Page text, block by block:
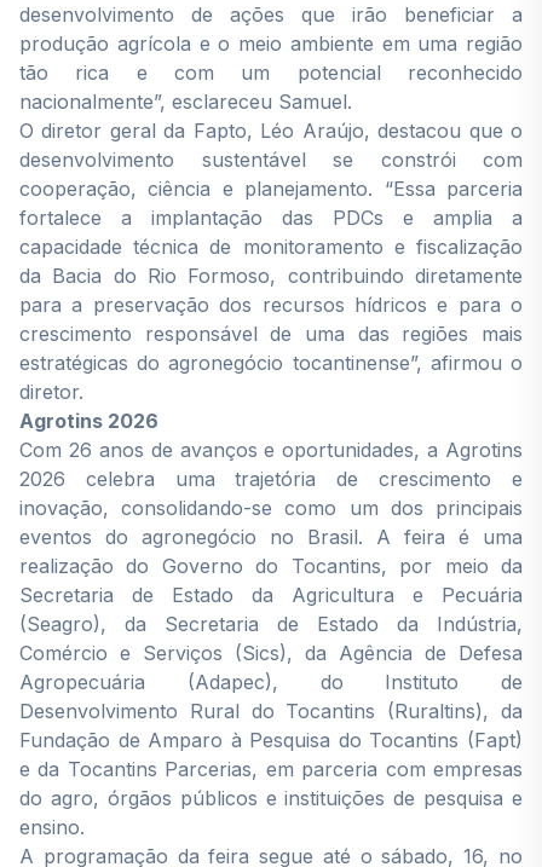
desenvolvimento de ações que irão beneficiar a
produção agrícola e o meio ambiente em uma região
tão rica e com um potencial reconhecido
nacionalmente”, esclareceu Samuel.
O diretor geral da Fapto, Léo Araújo, destacou que o
desenvolvimento sustentável se constrói com
cooperação, ciência e planejamento. “Essa parceria
fortalece a implantação das PDCs e amplia a
capacidade técnica de monitoramento e fiscalização
da Bacia do Rio Formoso, contribuindo diretamente
para a preservação dos recursos hídricos e para o
crescimento responsável de uma das regiões mais
estratégicas do agronegócio tocantinense”, afirmou o
diretor.
Agrotins 2026
Com 26 anos de avanços e oportunidades, a Agrotins
2026 celebra uma trajetória de crescimento e
inovação, consolidando-se como um dos principais
eventos do agronegócio no Brasil. A feira é uma
realização do Governo do Tocantins, por meio da
Secretaria de Estado da Agricultura e Pecuária
(Seagro), da Secretaria de Estado da Indústria,
Comércio e Serviços (Sics), da Agência de Defesa
Agropecuária (Adapec), do Instituto de
Desenvolvimento Rural do Tocantins (Ruraltins), da
Fundação de Amparo à Pesquisa do Tocantins (Fapt)
e da Tocantins Parcerias, em parceria com empresas
do agro, órgãos públicos e instituições de pesquisa e
ensino.
A programação da feira segue até o sábado, 16, no